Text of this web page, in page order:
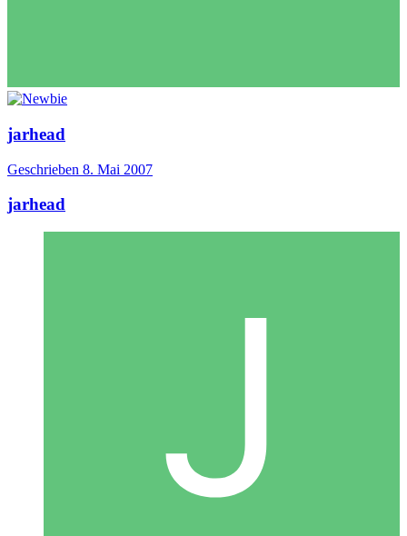
jarhead
Geschrieben 8. Mai 2007
jarhead